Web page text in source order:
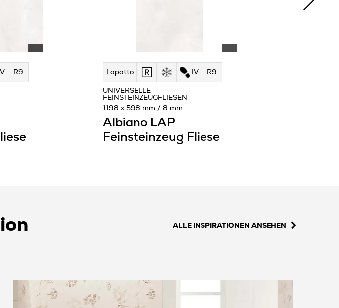
IV R9 Lapatto IV R9
Albiano LAP
Feinsteinzeug Fliese
UNIVERSELLE
FEINSTEINZEUGFLIESEN
1198 x 598 mm / 8 mm
ALLE INSPIRATIONEN ANSEHEN